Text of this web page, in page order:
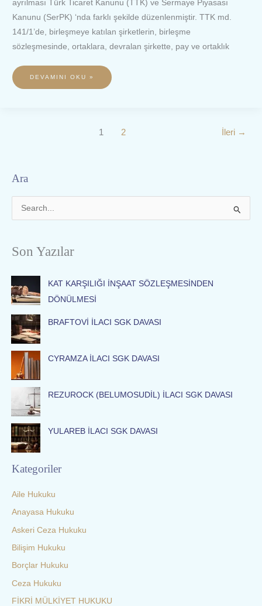
ayrılması Türk Ticaret Kanunu (TTK) ve Sermaye Piyasası
Kanunu (SerPK) ‘nda farklı şekilde düzenlenmiştir. TTK md.
141/1’de, birleşmeye katılan şirketlerin, birleşme
sözleşmesinde, ortaklara, devralan şirkette, pay ve ortaklık
DEVAMINI OKU »
1 2 İleri →
Ara
r
c
h
f
o
r
:
Son Yazılar
KAT KARŞILIĞI İNŞAAT SÖZLEŞMESİNDEN
DÖNÜLMESİ
BRAFTOVİ İLACI SGK DAVASI
CYRAMZA İLACI SGK DAVASI
REZUROCK (BELUMOSUDİL) İLACI SGK DAVASI
YULAREB İLACI SGK DAVASI
Kategoriler
Aile Hukuku
Anayasa Hukuku
Askeri Ceza Hukuku
Bilişim Hukuku
Borçlar Hukuku
Ceza Hukuku
FİKRİ MÜLKİYET HUKUKU